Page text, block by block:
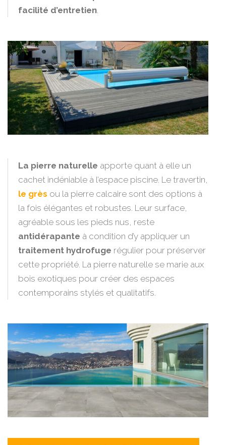
facilité d’entretien.
La pierre naturelle apporte quant à elle un
cachet indéniable à l’espace piscine. Le travertin,
le grès ou la pierre calcaire sont des options à
la fois élégantes et robustes. Leur surface,
agréable sous les pieds nus, reste
antidérapante à condition d’y appliquer un
traitement hydrofuge régulier pour préserver
cette propriété. La pierre naturelle se marie aux
bois exotiques pour créer des espaces
contemporains stylés et qualitatifs.